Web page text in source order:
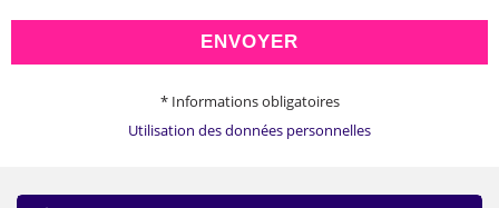
ENVOYER
* Informations obligatoires
Utilisation des données personnelles